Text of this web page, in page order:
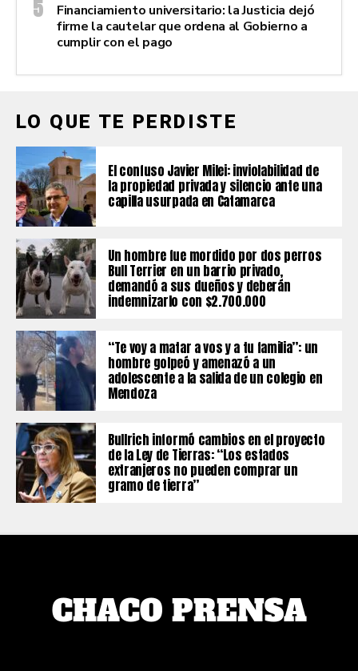
Financiamiento universitario: la Justicia dejó
firme la cautelar que ordena al Gobierno a
cumplir con el pago
LO QUE TE PERDISTE
El confuso Javier Milei: inviolabilidad de
la propiedad privada y silencio ante una
capilla usurpada en Catamarca
Un hombre fue mordido por dos perros
Bull Terrier en un barrio privado,
demandó a sus dueños y deberán
indemnizarlo con $2.700.000
“Te voy a matar a vos y a tu familia”: un
hombre golpeó y amenazó a un
adolescente a la salida de un colegio en
Mendoza
Bullrich informó cambios en el proyecto
de la Ley de Tierras: “Los estados
extranjeros no pueden comprar un
gramo de tierra”